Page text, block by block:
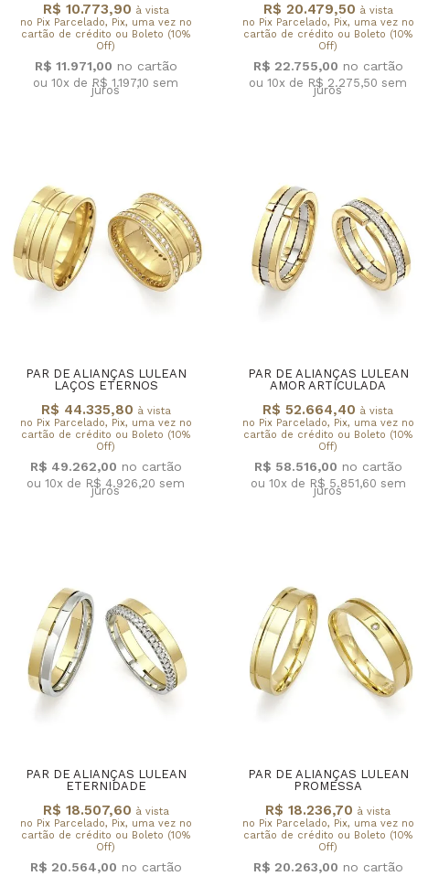
R$ 10.773,90 à vista
no Pix Parcelado, Pix, uma vez no
cartão de crédito ou Boleto (10%
Off)
R$ 11.971,00
ou 10x de R$ 1.197,10 sem
juros
R$ 20.479,50 à vista
no Pix Parcelado, Pix, uma vez no
cartão de crédito ou Boleto (10%
Off)
R$ 22.755,00
ou 10x de R$ 2.275,50 sem
juros
PAR DE ALIANÇAS LULEAN
LAÇOS ETERNOS
R$ 44.335,80 à vista
no Pix Parcelado, Pix, uma vez no
cartão de crédito ou Boleto (10%
Off)
R$ 49.262,00
ou 10x de R$ 4.926,20 sem
juros
PAR DE ALIANÇAS LULEAN
AMOR ARTICULADA
R$ 52.664,40 à vista
no Pix Parcelado, Pix, uma vez no
cartão de crédito ou Boleto (10%
Off)
R$ 58.516,00
ou 10x de R$ 5.851,60 sem
juros
PAR DE ALIANÇAS LULEAN
ETERNIDADE
R$ 18.507,60 à vista
no Pix Parcelado, Pix, uma vez no
cartão de crédito ou Boleto (10%
Off)
R$ 20.564,00
PAR DE ALIANÇAS LULEAN
PROMESSA
R$ 18.236,70 à vista
no Pix Parcelado, Pix, uma vez no
cartão de crédito ou Boleto (10%
Off)
R$ 20.263,00